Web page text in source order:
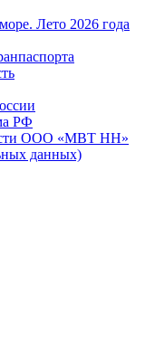
Лето 2026 года
РФ
ООО «МВТ НН»
данных)